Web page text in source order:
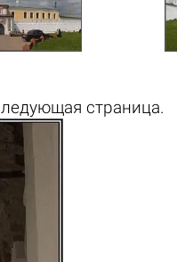
страница.